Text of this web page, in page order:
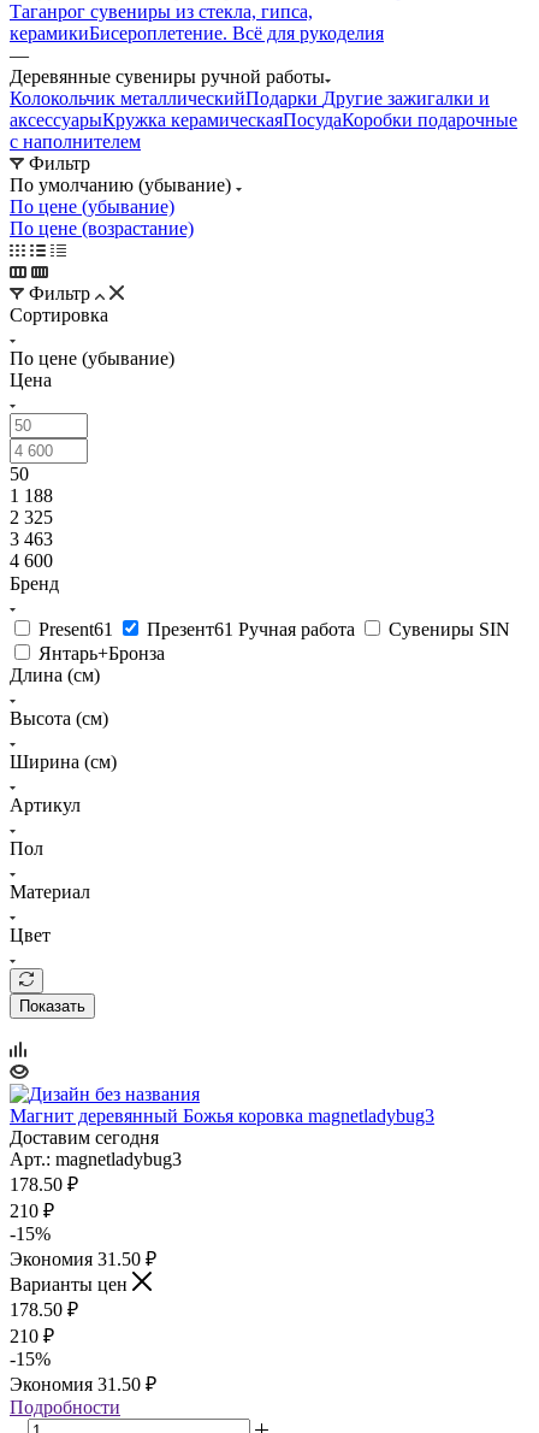
Таганрог сувениры из стекла, гипса,
керамикиБисероплетение. Всё для рукоделия
—
Деревянные сувениры ручной работы
Колокольчик металлическийПодарки Другие зажигалки и
аксессуарыКружка керамическаяПосудаКоробки подарочные
с наполнителем
Фильтр
По умолчанию (убывание)
По цене (убывание)
По цене (возрастание)
Фильтр
Сортировка
По цене (убывание)
Цена
50
1 188
2 325
3 463
4 600
Бренд
Present61 Презент61 Ручная работа
Сувениры SIN
Янтарь+Бронза
Длина (см)
Высота (см)
Ширина (см)
Артикул
Пол
Материал
Цвет
Показать
Магнит деревянный Божья коровка magnetladybug3
Доставим сегодня
Арт.: magnetladybug3
178.50 ₽
210 ₽
-15%
Экономия 31.50 ₽
Варианты цен
178.50 ₽
210 ₽
-15%
Экономия 31.50 ₽
Подробности